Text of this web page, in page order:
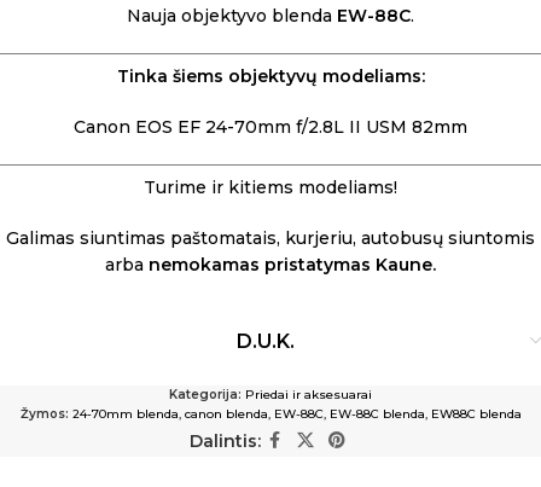
Nauja objektyvo blenda EW-88C.
Tinka šiems objektyvų modeliams:
Canon EOS EF 24-70mm f/2.8L II USM 82mm
Turime ir kitiems modeliams!
Galimas siuntimas paštomatais, kurjeriu, autobusų siuntomis
arba nemokamas pristatymas Kaune.
D.U.K.
Kategorija: Priedai ir aksesuarai
Žymos: 24-70mm blenda, canon blenda, EW-88C, EW-88C blenda, EW88C blenda
Dalintis: